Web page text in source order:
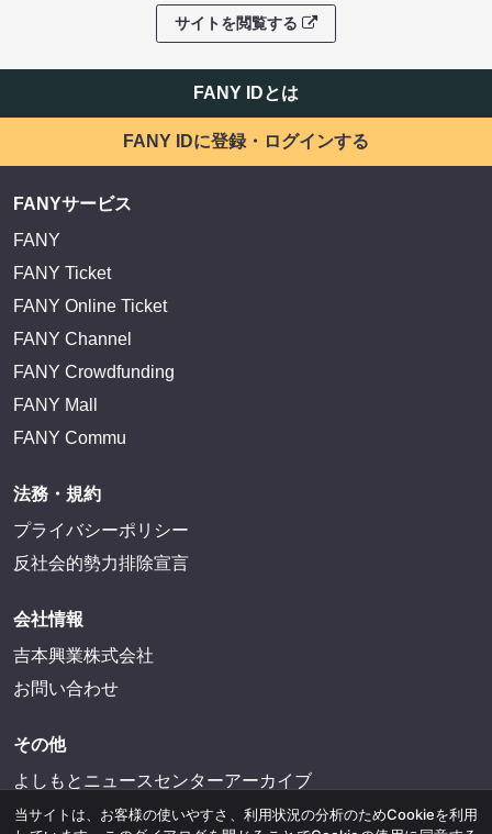
サイトを閲覧する
FANY IDとは
FANY IDに登録・ログインする
FANYサービス
FANY
FANY Ticket
FANY Online Ticket
FANY Channel
FANY Crowdfunding
FANY Mall
FANY Commu
法務・規約
プライバシーポリシー
反社会的勢力排除宣言
会社情報
吉本興業株式会社
お問い合わせ
その他
よしもとニュースセンターアーカイブ
当サイトは、お客様の使いやすさ、利用状況の分析のためCookieを利用